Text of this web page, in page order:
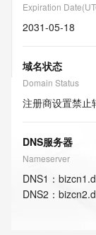
Expiration
2031-05-18
域名状态
Domain Status
注册商设置禁止
DNS服务器
Nameserver
DNS1 ：
DNS2 ：